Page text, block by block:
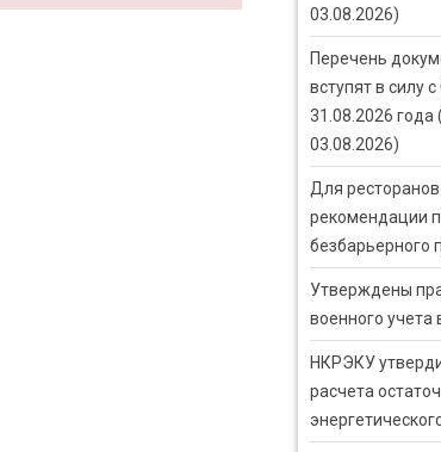
03.08.2026)
Перечень
вступят в силу
31.08.2026 года
03.08.2026)
Для
рекомендации
безбарьерного
Утверждены
военного учета
НКРЭКУ
расчета